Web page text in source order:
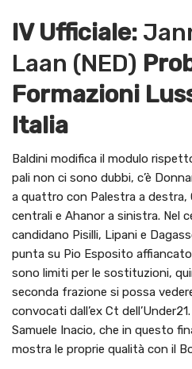
IV Ufficiale:
Laan (NED)
Formazioni
Italia
Baldini modifica il modulo
pali non ci sono dubbi, c’è
a quattro con Palestra a destra,
centrali e Ahanor a sinistra. Nel
candidano Pisilli, Lipani e
punta su Pio Esposito
sono limiti per le sostituzioni,
seconda frazione si possa
convocati dall’ex Ct
Samuele Inacio, che in questo
mostra le proprie qualità con il